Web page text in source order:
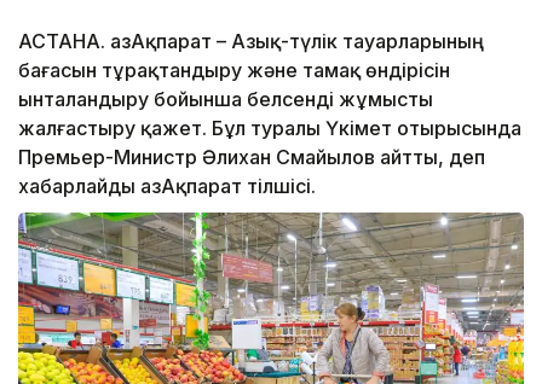
АСТАНА. ҚазАқпарат – Азық-түлік тауарларының
бағасын тұрақтандыру және тамақ өндірісін
ынталандыру бойынша белсенді жұмысты
жалғастыру қажет. Бұл туралы Үкімет отырысында
Премьер-Министр Әлихан Смайылов айтты, деп
хабарлайды ҚазАқпарат тілшісі.